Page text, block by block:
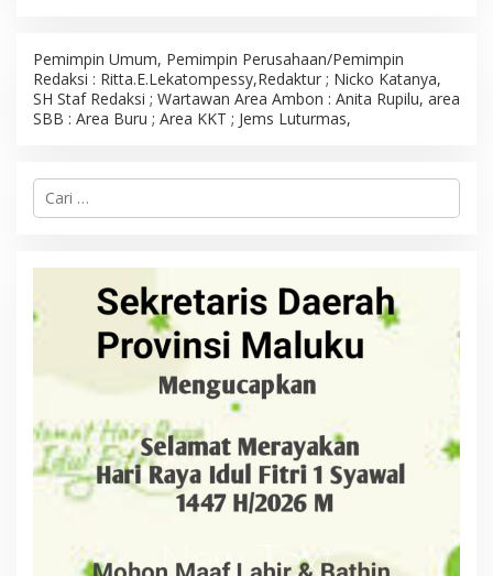
Pemimpin Umum, Pemimpin Perusahaan/Pemimpin
Redaksi : Ritta.E.Lekatompessy,Redaktur ; Nicko Katanya,
SH Staf Redaksi ; Wartawan Area Ambon : Anita Rupilu, area
SBB : Area Buru ; Area KKT ; Jems Luturmas,
C
u
t
u